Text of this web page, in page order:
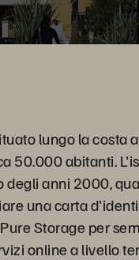
lungo la costa
50.000 abitanti.
anni 2000,
una carta
Storage per
online a livello